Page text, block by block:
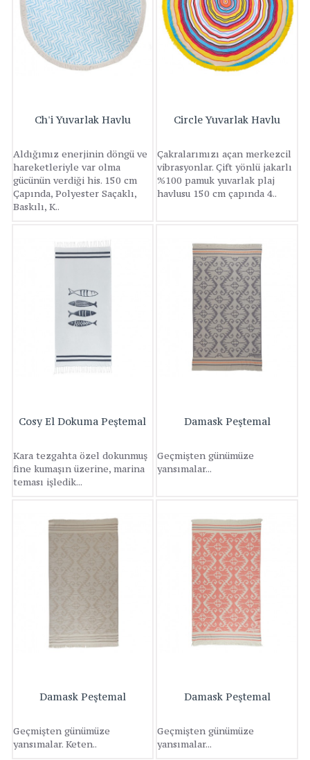
Ch'i Yuvarlak Havlu
Aldığımız enerjinin döngü ve
hareketleriyle var olma
gücünün verdiği his. 150 cm
Çapında, Polyester Saçaklı,
Baskılı, K..
Circle Yuvarlak Havlu
Çakralarımızı açan merkezcil
vibrasyonlar. Çift yönlü jakarlı
%100 pamuk yuvarlak plaj
havlusu 150 cm çapında 4..
Cosy El Dokuma Peştemal
Kara tezgahta özel dokunmuş
fine kumaşın üzerine, marina
teması işledik...
Damask Peştemal
Geçmişten günümüze
yansımalar...
Damask Peştemal
Geçmişten günümüze
yansımalar. Keten..
Damask Peştemal
Geçmişten günümüze
yansımalar...